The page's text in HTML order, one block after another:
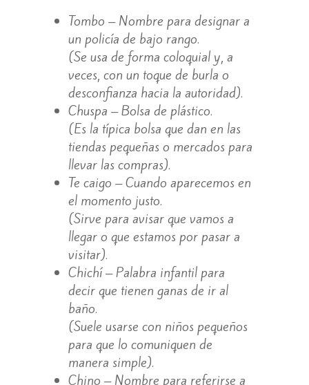
Tombo – Nombre para designar a
un policía de bajo rango.
(Se usa de forma coloquial y, a
veces, con un toque de burla o
desconfianza hacia la autoridad).
Chuspa – Bolsa de plástico.
(Es la típica bolsa que dan en las
tiendas pequeñas o mercados para
llevar las compras).
Te caigo – Cuando aparecemos en
el momento justo.
(Sirve para avisar que vamos a
llegar o que estamos por pasar a
visitar).
Chichí – Palabra infantil para
decir que tienen ganas de ir al
baño.
(Suele usarse con niños pequeños
para que lo comuniquen de
manera simple).
Chino – Nombre para referirse a